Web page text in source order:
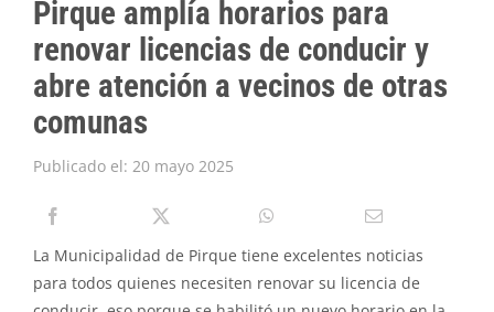
PIRQUE TRANSPARENTE
SOLICITAR INFORMACIÓN TRANSPARENCIA
Pirque amplía horarios para
renovar licencias de conducir y
abre atención a vecinos de otras
comunas
Publicado el: 20 mayo 2025
La Municipalidad de Pirque tiene excelentes noticias
para todos quienes necesiten renovar su licencia de